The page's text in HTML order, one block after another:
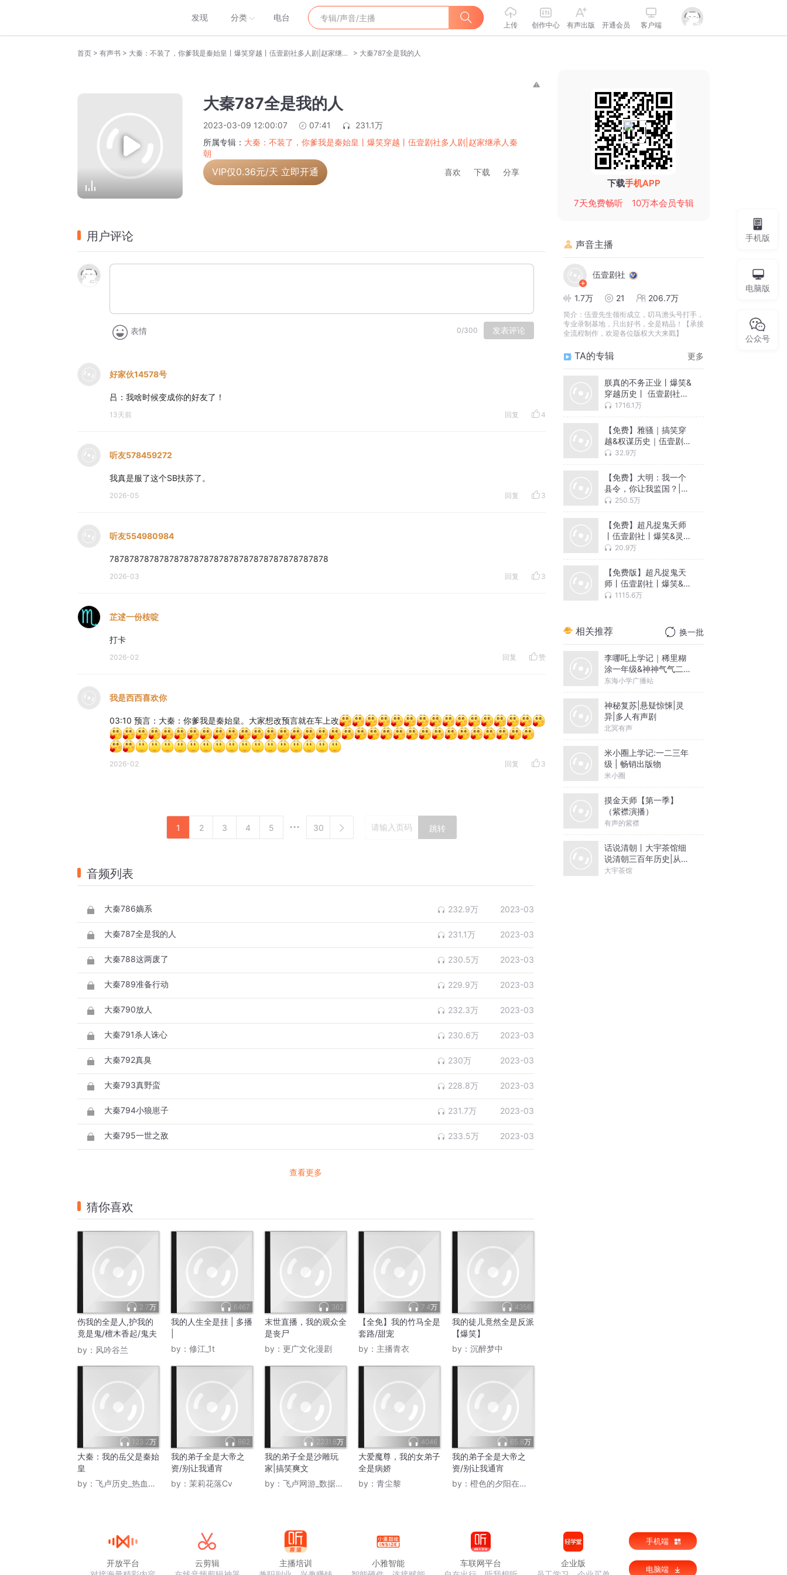
发现 分类 电台
上传 创作中心 有声出版 开通会员 客户端
首页 > 有声书 > 大秦：不装了，你爹我是秦始皇丨爆笑穿越丨伍壹剧社多人剧|赵家继承人秦朝 > 大秦787全是我的人
大秦787全是我的人
2023-03-09 12:00:07 07:41
231.1万
所属专辑： 大秦：不装了，你爹我是秦始皇丨爆笑穿越丨伍壹剧社多人剧|赵家继承人秦
朝
VIP仅0.36元/天 立即开通 喜欢 下载 分享
用户评论
表情 0/300 发表评论
好家伙14578号
吕：我啥时候变成你的好友了！
13天前 回复 4
听友578459272
我真是服了这个SB扶苏了。
2026-05 回复 3
听友554980984
78787878787878787878787878787878787878787878
2026-03 回复 3
芷逑一份桉啶
打卡
2026-02 回复 赞
我是西西喜欢你
03:10 预言：大秦：你爹我是秦始皇。大家想改预言就在车上改
2026-02 回复 3
1 2 3 4 5 30 跳转
音频列表
大秦786嫡系 232.9万 2023-03
大秦787全是我的人 231.1万 2023-03
大秦788这两废了 230.5万 2023-03
大秦789准备行动 229.9万 2023-03
大秦790放人 232.3万 2023-03
大秦791杀人诛心 230.6万 2023-03
大秦792真臭 230万 2023-03
大秦793真野蛮 228.8万 2023-03
大秦794小狼崽子 231.7万 2023-03
大秦795一世之敌 233.5万 2023-03
查看更多
猜你喜欢
2.7万
伤我的全是人,护我的
竟是鬼/檀木香起/鬼夫
夜来
by： 风吟谷兰
6467
我的人生全是挂 | 多播
by： 修江_1t
362
末世直播，我的观众全
是丧尸
by： 更广文化漫剧
7.4万
【全免】我的竹马全是
套路/甜宠
by： 主播青衣
4356
我的徒儿竟然全是反派
【爆笑】
by： 沉醉梦中
123.2万
大秦：我的岳父是秦始
皇
by： 飞卢历史_热血战歌
862
我的弟子全是大帝之
资/别让我通宵
by： 茉莉花落Cv
2231.8万
我的弟子全是沙雕玩
家|搞笑爽文
by： 飞卢网游_数据人生
4046
大爱魔尊，我的女弟子
全是病娇
by： 青尘黎
65.8万
我的弟子全是大帝之
资/别让我通宵
by： 橙色的夕阳在外面
下载手机APP
7天免费畅听
10万本会员专辑
声音主播
伍壹剧社
1.7万 21 206.7万
简介： 伍壹先生领衔成立，叨马澹头号打手，
专业录制基地，只出好书，全是精品！【承接
全流程制作，欢迎各位版权大大来戳】
TA的专辑 更多
朕真的不务正业丨爆笑&
穿越历史丨 伍壹剧社制
作丨VIP免费有声小说丨
1716.1万
【免费】雅骚｜搞笑穿
越&权谋历史｜伍壹剧社
历史多人剧
32.9万
【免费】大明：我一个
县令，你让我监国？|穿
越历史|多人有声剧
250.5万
【免费】超凡捉鬼天师
丨伍壹剧社丨爆笑&灵异
丨搞笑&搞怪丨多人有声
20.9万
【免费版】超凡捉鬼天
师丨伍壹剧社丨爆笑&灵
异丨搞笑&搞怪丨多人有
1115.6万
相关推荐 换一批
李哪吒上学记｜稀里糊
涂一年级&神神气气二年
级
东海小学广播站
神秘复苏|悬疑惊悚|灵
异|多人有声剧
北冥有声
米小圈上学记:一二三年
级 | 畅销出版物
米小圈
摸金天师【第一季】
（紫襟演播）
有声的紫襟
话说清朝丨大宇茶馆细
说清朝三百年历史|从努
尔哈赤到末代皇帝溥仪|
大宇茶馆
手机版
电脑版
公众号
开放平台
云剪辑
主播培训
小雅智能
车联网平台
企业版
手机端
电脑端